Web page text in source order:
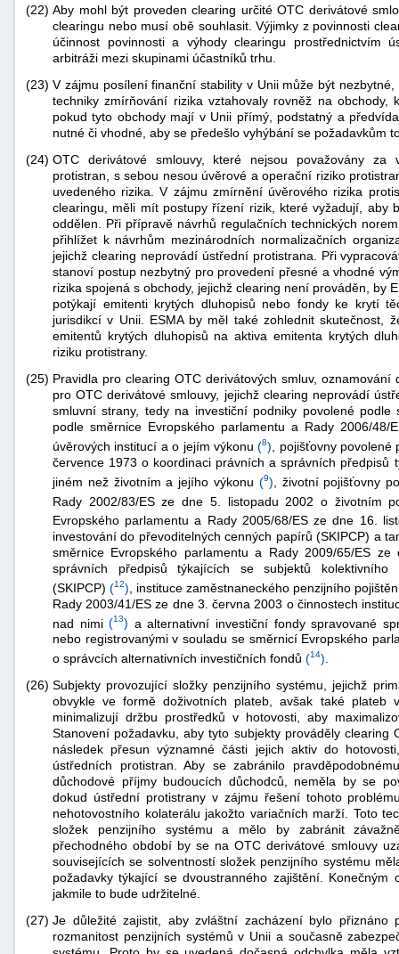
(22) Aby mohl být proveden clearing určité OTC derivátové
clearingu nebo musí obě souhlasit. Výjimky z povinnosti
účinnost povinnosti a výhody clearingu prostřednictvím
arbitráži mezi skupinami účastníků trhu.
(23) V zájmu posílení finanční stability v Unii může být
techniky zmírňování rizika vztahovaly rovněž na
pokud tyto obchody mají v Unii přímý, podstatný a
nutné či vhodné, aby se předešlo vyhýbání se požadavkům
(24) OTC derivátové smlouvy, které nejsou považovány za
protistran, s sebou nesou úvěrové a operační riziko
uvedeného rizika. V zájmu zmírnění úvěrového rizika
clearingu, měli mít postupy řízení rizik, které vyžadují, aby
oddělen. Při přípravě návrhů regulačních technických
přihlížet k návrhům mezinárodních normalizačních
jejichž clearing neprovádí ústřední protistrana. Při
stanoví postup nezbytný pro provedení přesné a vhodné
rizika spojená s obchody, jejichž clearing není prováděn, by
potýkají emitenti krytých dluhopisů nebo fondy ke krytí
jurisdikcí v Unii. ESMA by měl také zohlednit skutečnost,
emitentů krytých dluhopisů na aktiva emitenta krytých
riziku protistrany.
(25) Pravidla pro clearing OTC derivátových smluv,
pro OTC derivátové smlouvy, jejichž clearing neprovádí
smluvní strany, tedy na investiční podniky povolené podle
podle směrnice Evropského parlamentu a Rady 2006/
úvěrových institucí a o jejím výkonu (8) , pojišťovny
července 1973 o koordinaci právních a správních
jiném než životním a jejího výkonu (9) , životní pojišťovny
Rady 2002/83/ES ze dne 5. listopadu 2002 o životním
Evropského parlamentu a Rady 2005/68/ES ze dne 16.
investování do převoditelných cenných papírů (SKIPCP) a
směrnice Evropského parlamentu a Rady 2009/65/ES
správních předpisů týkajících se subjektů
(SKIPCP) (12) , instituce zaměstnaneckého penzijního
Rady 2003/41/ES ze dne 3. června 2003 o činnostech
nad nimi(13) a alternativní investiční fondy spravované
nebo registrovanými v souladu se směrnicí Evropského
o správcích alternativních investičních fondů (14)
(26) Subjekty provozující složky penzijního systému, jejichž
obvykle ve formě doživotních plateb, avšak také plateb
minimalizují držbu prostředků v hotovosti, aby
Stanovení požadavku, aby tyto subjekty prováděly
následek přesun významné části jejich aktiv do
ústředních protistran. Aby se zabránilo
důchodové příjmy budoucích důchodců, neměla by se
dokud ústřední protistrany v zájmu řešení tohoto
nehotovostního kolaterálu jakožto variačních marží. Toto
složek penzijního systému a mělo by zabránit
přechodného období by se na OTC derivátové smlouvy
souvisejících se solventností složek penzijního systému
požadavky týkající se dvoustranného zajištění.
jakmile to bude udržitelné.
(27) Je důležité zajistit, aby zvláštní zacházení bylo přiznáno
rozmanitost penzijních systémů v Unii a současně